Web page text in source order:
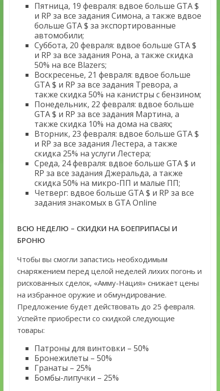
Пятница, 19 февраля: вдвое больше GTA $
и RP за все задания Симона, а также вдвое
больше GTA $ за экспортированные
автомобили;
Суббота, 20 февраля: вдвое больше GTA $
и RP за все задания Рона, а также скидка
50% на все Blazers;
Воскресенье, 21 февраля: вдвое больше
GTA $ и RP за все задания Тревора, а
также скидка 50% на канистры с бензином;
Понедельник, 22 февраля: вдвое больше
GTA $ и RP за все задания Мартина, а
также скидка 10% на дома на сваях;
Вторник, 23 февраля: вдвое больше GTA $
и RP за все задания Лестера, а также
скидка 25% на услуги Лестера;
Среда, 24 февраля: вдвое больше GTA $ и
RP за все задания Джеральда, а также
скидка 50% на микро-ПП и малые ПП;
Четверг: вдвое больше GTA $ и RP за все
задания знакомых в GTA Online
ВСЮ НЕДЕЛЮ – СКИДКИ НА БОЕПРИПАСЫ И
БРОНЮ
Чтобы вы смогли запастись необходимым
снаряжением перед целой неделей лихих погонь и
рискованных сделок, «Амму-Нация» снижает цены
на избранное оружие и обмундирование.
Предложение будет действовать до 25 февраля.
Успейте приобрести со скидкой следующие
товары:
Патроны для винтовки – 50%
Бронежилеты – 50%
Гранаты – 25%
Бомбы-липучки – 25%